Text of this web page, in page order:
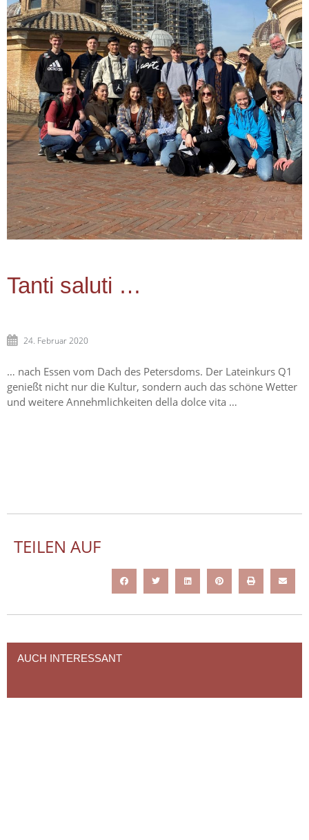
Tanti saluti …
24. Februar 2020
… nach Essen vom Dach des Petersdoms. Der Lateinkurs Q1
genießt nicht nur die Kultur, sondern auch das schöne Wetter
und weitere Annehmlichkeiten della dolce vita …
TEILEN AUF
AUCH INTERESSANT